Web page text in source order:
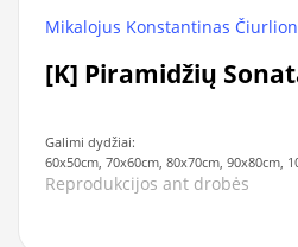
Mikalojus Konstantinas
[K] Piramidžių
Galimi dydžiai:
60x50cm, 70x60cm, 80x70cm, 90x80cm,
Reprodukcijos ant drobės